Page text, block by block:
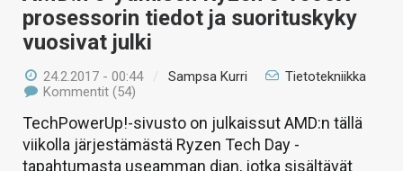
prosessorin tiedot ja suorituskyky
vuosivat julki
24.2.2017 - 00:44 / Sampsa Kurri
Tietotekniikka
Kommentit (54)
TechPowerUp!-sivusto on julkaissut AMD:n tällä
viikolla järjestämästä Ryzen Tech Day -
tapahtumasta useamman dian, jotka sisältävät